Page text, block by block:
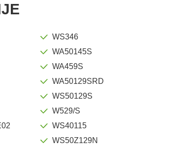
WS346
WA50145S
WA459S
WA50129SRD
WS50129S
W529/S
WS40115
WS50Z129N